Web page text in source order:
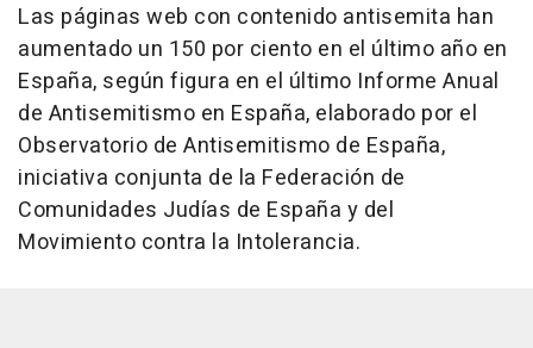
Las páginas web con contenido antisemita han
aumentado un 150 por ciento en el último año en
España, según figura en el último Informe Anual
de Antisemitismo en España, elaborado por el
Observatorio de Antisemitismo de España,
iniciativa conjunta de la Federación de
Comunidades Judías de España y del
Movimiento contra la Intolerancia.